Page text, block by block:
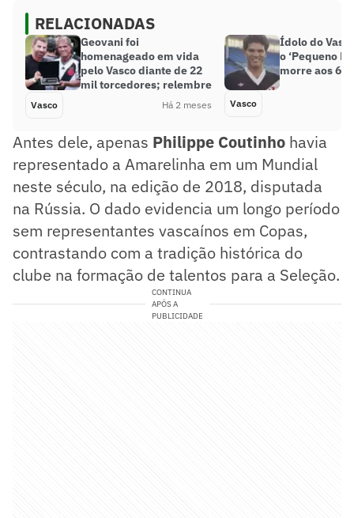
RELACIONADAS
Geovani foi
homenageado em vida
pelo Vasco diante de 22
mil torcedores; relembre
Vasco Há 2 meses
Ídolo do
o ‘Pequeno
morre aos 62
Vasco
Antes dele, apenas Philippe Coutinho havia
representado a Amarelinha em um Mundial
neste século, na edição de 2018, disputada
na Rússia. O dado evidencia um longo período
sem representantes vascaínos em Copas,
contrastando com a tradição histórica do
clube na formação de talentos para a Seleção.
CONTINUA
APÓS A
PUBLICIDADE